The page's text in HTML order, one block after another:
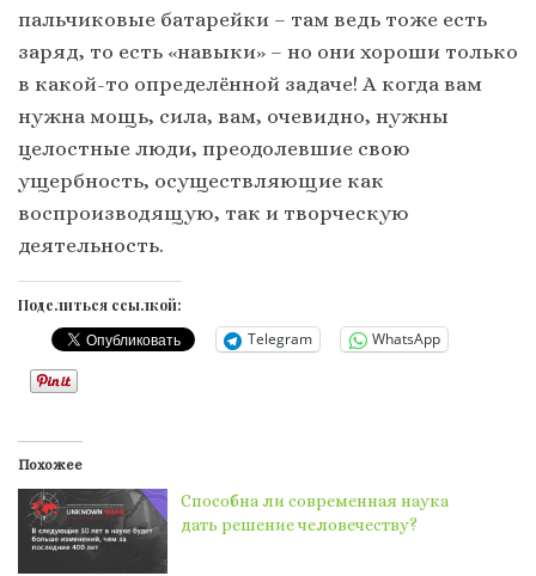
пальчиковые батарейки – там ведь тоже есть
заряд, то есть «навыки» – но они хороши только
в какой-то определённой задаче! А когда вам
нужна мощь, сила, вам, очевидно, нужны
целостные люди, преодолевшие свою
ущербность, осуществляющие как
воспроизводящую, так и творческую
деятельность.
Поделиться ссылкой:
Telegram WhatsApp
Похожее
Способна ли современная наука
дать решение человечеству?